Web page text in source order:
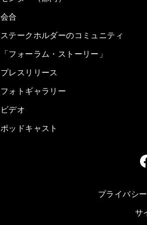
会合
ステークホルダーのコミュニティ
「フォーラム・ストーリー」
プレスリリース
フォトギャラリー
ビデオ
ポッドキャスト
プライバシ
サ